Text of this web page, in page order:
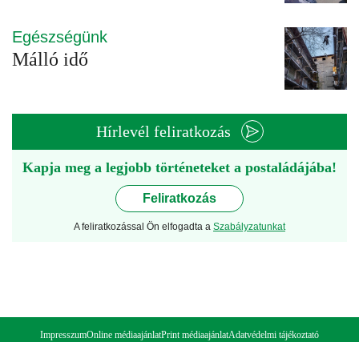
Egészségünk
Málló idő
Hírlevél feliratkozás
Kapja meg a legjobb történeteket a postaládájába!
Feliratkozás
A feliratkozással Ön elfogadta a Szabályzatunkat
ImpresszumOnline médiaajánlatPrint médiaajánlatAdatvédelmi tájékoztató